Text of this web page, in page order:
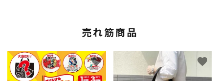
売れ筋商品
favorite favorite